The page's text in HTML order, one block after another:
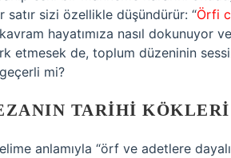
satır sizi özellikle düşündürür: “Örfi
hayatımıza nasıl dokunuyor
etmesek de, toplum düzeninin
mi?
TARIHI KÖKLERI
anlamıyla “örf ve adetlere